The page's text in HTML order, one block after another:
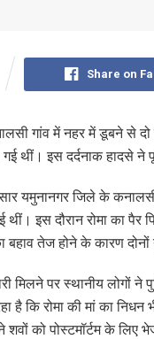
Share on
गांव में नहर में डूबने से
थीं। इस दर्दनाक हादसे
यमुनानगर जिले के
थीं। इस दौरान रोमा का
बहाव तेज होने के कारण दोनों
मिलने पर स्थानीय लोगों
है कि रोमा की मां का
शवों को पोस्टमॉर्टम के